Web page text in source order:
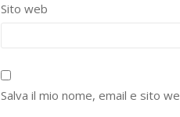
Sito web
Salva il mio nome, email e sito